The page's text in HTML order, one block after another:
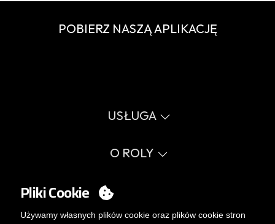
POBIERZ NASZĄ APLIKACJĘ
USŁUGA
Przewodnik po rozmiarach
Słownik
Errata katalog
O ROLY
Sprawy społeczne
Pracuj z nami
MY ACCOUNT
Logowanie
Pliki Cookie
Używamy własnych plików cookie oraz plików cookie stron